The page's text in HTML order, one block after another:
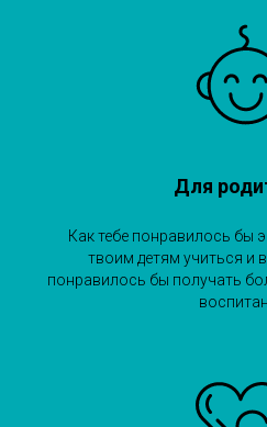
Для
Как тебе понравилось бы
твоим детям учиться и
понравилось бы получать